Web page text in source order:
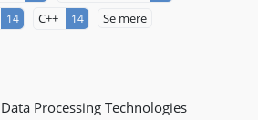
14 C++ 14 Se mere
Processing Technologies